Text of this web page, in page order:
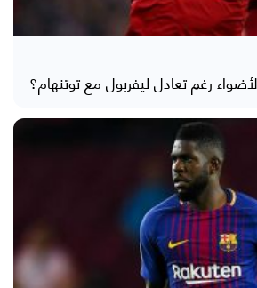
رغم تعادل ليفربول مع توتنهام؟